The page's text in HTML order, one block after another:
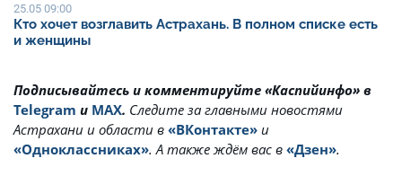
25.05 09:00
Кто хочет возглавить Астрахань. В полном списке есть
и женщины
Подписывайтесь и комментируйте «Каспийинфо» в
Telegram и MAX. Cледите за главными новостями
Астрахани и области в «ВКонтакте» и
«Одноклассниках». А также ждём вас в «Дзен».